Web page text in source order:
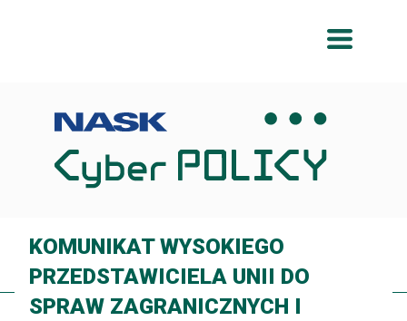
KOMUNIKAT WYSOKIEGO
PRZEDSTAWICIELA UNII DO
SPRAW ZAGRANICZNYCH I